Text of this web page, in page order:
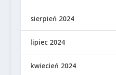
sierpień 2024
lipiec 2024
kwiecień 2024